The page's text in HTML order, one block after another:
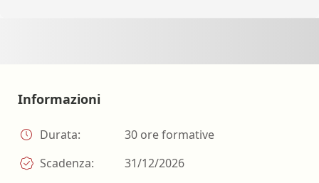
Informazioni
Durata:
30 ore formative
Scadenza:
31/12/2026